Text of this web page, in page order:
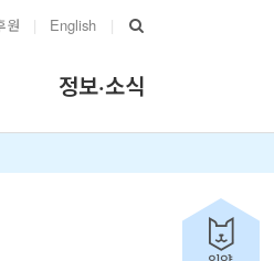
원 | English |
정보·소식